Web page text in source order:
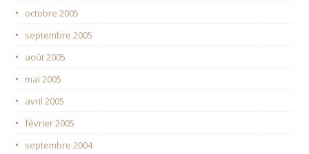
octobre 2005
septembre 2005
août 2005
mai 2005
avril 2005
février 2005
septembre 2004